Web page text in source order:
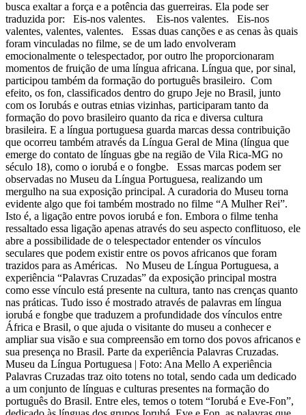
busca exaltar a força e a potência das guerreiras. Ela pode ser
traduzida por: Eis-nos valentes. Eis-nos valentes. Eis-nos
valentes, valentes, valentes. Essas duas canções e as cenas às quais
foram vinculadas no filme, se de um lado envolveram
emocionalmente o telespectador, por outro lhe proporcionaram
momentos de fruição de uma língua africana. Língua que, por sinal,
participou também da formação do português brasileiro. Com
efeito, os fon, classificados dentro do grupo Jeje no Brasil, junto
com os Iorubás e outras etnias vizinhas, participaram tanto da
formação do povo brasileiro quanto da rica e diversa cultura
brasileira. E a língua portuguesa guarda marcas dessa contribuição
que ocorreu também através da Língua Geral de Mina (língua que
emerge do contato de línguas gbe na região de Vila Rica-MG no
século 18), como o iorubá e o fongbe. Essas marcas podem ser
observadas no Museu da Língua Portuguesa, realizando um
mergulho na sua exposição principal. A curadoria do Museu torna
evidente algo que foi também mostrado no filme “A Mulher Rei”.
Isto é, a ligação entre povos iorubá e fon. Embora o filme tenha
ressaltado essa ligação apenas através do seu aspecto conflituoso, ele
abre a possibilidade de o telespectador entender os vínculos
seculares que podem existir entre os povos africanos que foram
trazidos para as Américas. No Museu de Língua Portuguesa, a
experiência “Palavras Cruzadas” da exposição principal mostra
como esse vínculo está presente na cultura, tanto nas crenças quanto
nas práticas. Tudo isso é mostrado através de palavras em língua
iorubá e fongbe que traduzem a profundidade dos vínculos entre
África e Brasil, o que ajuda o visitante do museu a conhecer e
ampliar sua visão e sua compreensão em torno dos povos africanos e
sua presença no Brasil. Parte da experiência Palavras Cruzadas.
Museu da Língua Portuguesa | Foto: Ana Mello A experiência
Palavras Cruzadas traz oito totens no total, sendo cada um dedicado
a um conjunto de línguas e culturas presentes na formação do
português do Brasil. Entre eles, temos o totem “Iorubá e Eve-Fon”,